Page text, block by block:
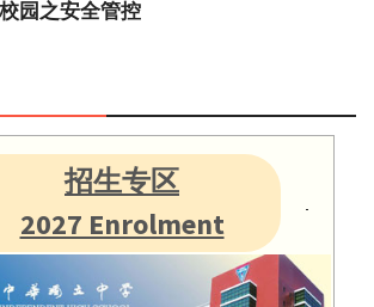
园之安全管控
招生专区
2027 Enrolment